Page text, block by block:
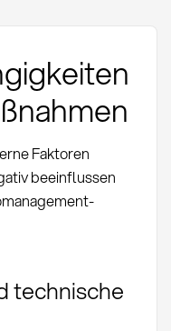
Faktoren
beeinflussen
technische